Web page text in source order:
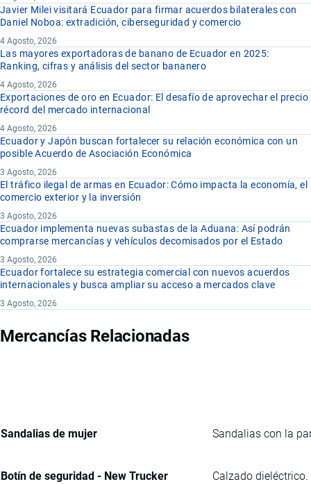
Javier Milei visitará Ecuador para firmar acuerdos bilaterales con
Daniel Noboa: extradición, ciberseguridad y comercio
4 Agosto, 2026
Las mayores exportadoras de banano de Ecuador en 2025:
Ranking, cifras y análisis del sector bananero
4 Agosto, 2026
Exportaciones de oro en Ecuador: El desafío de aprovechar el precio
récord del mercado internacional
4 Agosto, 2026
Ecuador y Japón buscan fortalecer su relación económica con un
posible Acuerdo de Asociación Económica
3 Agosto, 2026
El tráfico ilegal de armas en Ecuador: Cómo impacta la economía, el
comercio exterior y la inversión
3 Agosto, 2026
Ecuador implementa nuevas subastas de la Aduana: Así podrán
comprarse mercancías y vehículos decomisados por el Estado
3 Agosto, 2026
Ecuador fortalece su estrategia comercial con nuevos acuerdos
internacionales y busca ampliar su acceso a mercados clave
3 Agosto, 2026
Mercancías Relacionadas
Sandalias de mujer Sandalias con la
Botín de seguridad - New Trucker Calzado dieléctrico.